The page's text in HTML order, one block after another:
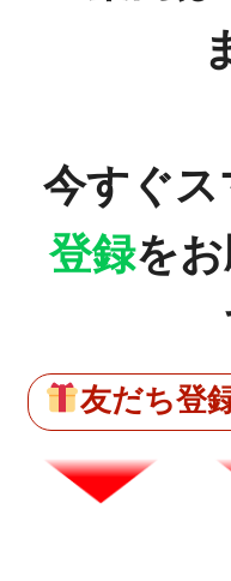
今すぐ
登録を
友だち登